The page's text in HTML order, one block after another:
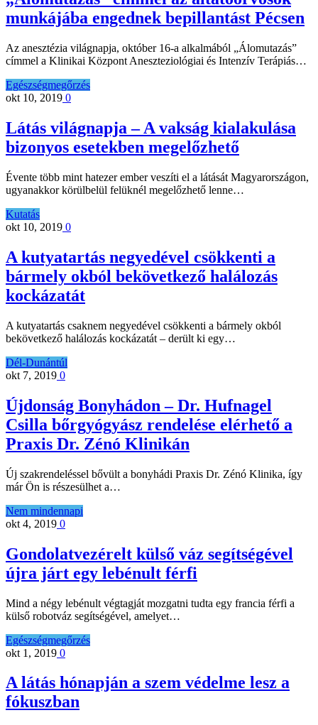
munkájába engednek bepillantást Pécsen
Az anesztézia világnapja, október 16-a alkalmából „Álomutazás”
címmel a Klinikai Központ Aneszteziológiai és Intenzív Terápiás…
Egészségmegőrzés
okt 10, 2019 0
Látás világnapja – A vakság kialakulása
bizonyos esetekben megelőzhető
Évente több mint hatezer ember veszíti el a látását Magyarországon,
ugyanakkor körülbelül felüknél megelőzhető lenne…
Kutatás
okt 10, 2019 0
A kutyatartás negyedével csökkenti a
bármely okból bekövetkező halálozás
kockázatát
A kutyatartás csaknem negyedével csökkenti a bármely okból
bekövetkező halálozás kockázatát – derült ki egy…
Dél-Dunántúl
okt 7, 2019 0
Újdonság Bonyhádon – Dr. Hufnagel
Csilla bőrgyógyász rendelése elérhető a
Praxis Dr. Zénó Klinikán
Új szakrendeléssel bővült a bonyhádi Praxis Dr. Zénó Klinika, így
már Ön is részesülhet a…
Nem mindennapi
okt 4, 2019 0
Gondolatvezérelt külső váz segítségével
újra járt egy lebénult férfi
Mind a négy lebénult végtagját mozgatni tudta egy francia férfi a
külső robotváz segítségével, amelyet…
Egészségmegőrzés
okt 1, 2019 0
A látás hónapján a szem védelme lesz a
fókuszban